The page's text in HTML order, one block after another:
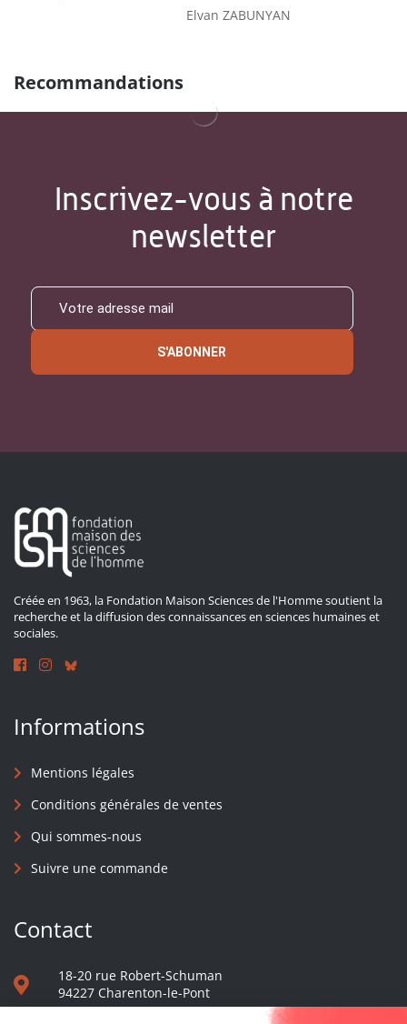
Elvan ZABUNYAN
Recommandations
Inscrivez-vous à notre
newsletter
S'ABONNER
Créée en 1963, la Fondation Maison Sciences de l'Homme soutient la
recherche et la diffusion des connaissances en sciences humaines et
sociales.
Informations
Mentions légales
Conditions générales de ventes
Qui sommes-nous
Suivre une commande
Contact
18-20 rue Robert-Schuman
94227 Charenton-le-Pont